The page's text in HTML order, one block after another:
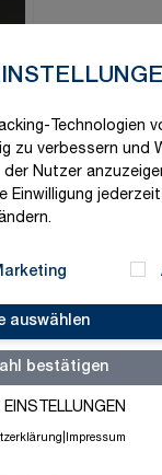
Technologien
zu verbessern und
Nutzer
Einwilligung
auswählen
bestätigen
Impressum
Maße
59,39